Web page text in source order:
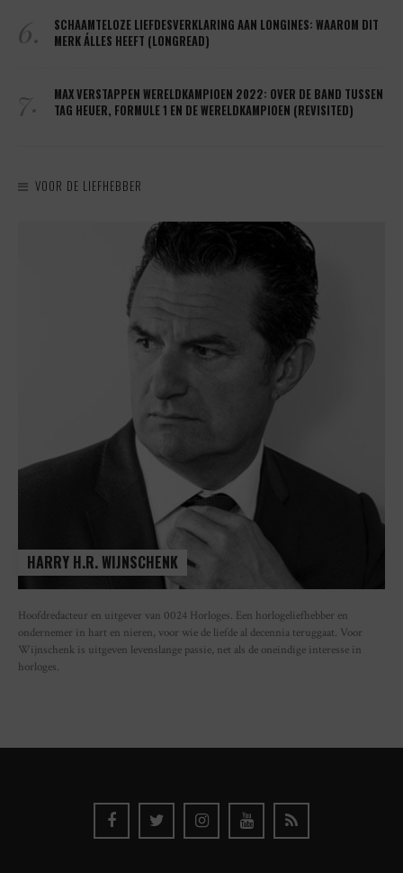
6.
SCHAAMTELOZE LIEFDESVERKLARING AAN LONGINES: WAAROM DIT
MERK ÁLLES HEEFT (LONGREAD)
7.
MAX VERSTAPPEN WERELDKAMPIOEN 2022: OVER DE BAND TUSSEN
TAG HEUER, FORMULE 1 EN DE WERELDKAMPIOEN (REVISITED)
VOOR DE LIEFHEBBER
HARRY H.R. WIJNSCHENK
Hoofdredacteur en uitgever van 0024 Horloges. Een horlogeliefhebber en
ondernemer in hart en nieren, voor wie de liefde al decennia teruggaat. Voor
Wijnschenk is uitgeven levenslange passie, net als de oneindige interesse in
horloges.